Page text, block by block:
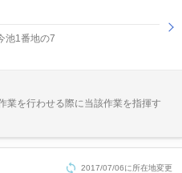
池1番地の7
業を行わせる際に当該作業を指揮す
2017/07/06に所在地変更